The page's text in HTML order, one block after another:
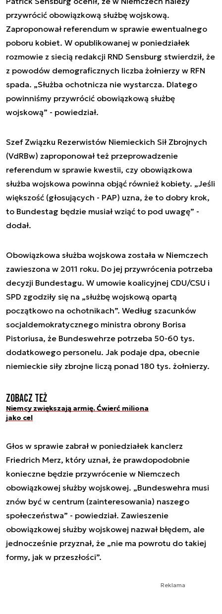
przywrócić obowiązkową służbę wojskową.
Zaproponował referendum w sprawie ewentualnego
poboru kobiet. W opublikowanej w poniedziałek
rozmowie z siecią redakcji RND Sensburg stwierdził, że
z powodów demograficznych liczba żołnierzy w RFN
spada. „Służba ochotnicza nie wystarcza. Dlatego
powinniśmy przywrócić obowiązkową służbę
wojskową” - powiedział.
Szef Związku Rezerwistów Niemieckich Sił Zbrojnych
(VdRBw) zaproponował też przeprowadzenie
referendum w sprawie kwestii, czy obowiązkowa
służba wojskowa powinna objąć również kobiety. „Jeśli
większość (głosujących - PAP) uzna, że to dobry krok,
to Bundestag będzie musiał wziąć to pod uwagę” -
dodał.
Obowiązkowa służba wojskowa została w Niemczech
zawieszona w 2011 roku. Do jej przywrócenia potrzeba
decyzji Bundestagu. W umowie koalicyjnej CDU/CSU i
SPD zgodziły się na „służbę wojskową opartą
początkowo na ochotnikach”. Według szacunków
socjaldemokratycznego ministra obrony Borisa
Pistoriusa, że Bundeswehrze potrzeba 50-60 tys.
dodatkowego personelu. Jak podaje dpa, obecnie
niemieckie siły zbrojne liczą ponad 180 tys. żołnierzy.
Zobacz też
Niemcy zwiększają armię. Ćwierć miliona
jako cel
Głos w sprawie zabrał w poniedziałek kanclerz
Friedrich Merz, który uznał, że prawdopodobnie
konieczne będzie przywrócenie w Niemczech
obowiązkowej służby wojskowej. „Bundeswehra musi
znów być w centrum (zainteresowania) naszego
społeczeństwa” - powiedział. Zawieszenie
obowiązkowej służby wojskowej nazwał błędem, ale
jednocześnie przyznał, że „nie ma powrotu do takiej
formy, jak w przeszłości”.
Reklama